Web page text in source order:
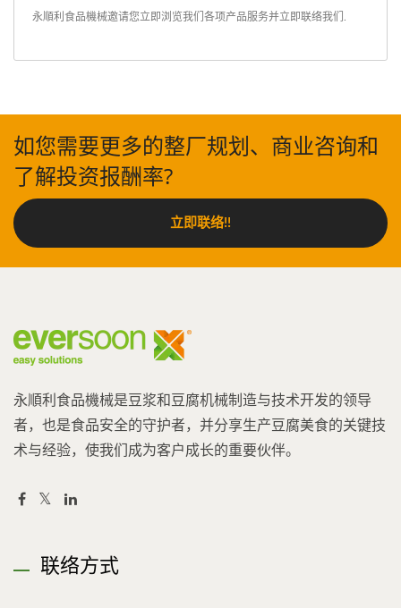
永順利食品機械邀请您立即浏览我们各项产品服务并立即联络我们
如您需要更多的整厂规划、商业咨询和
了解投资报酬率?
立即联络!!
永順利食品機械是豆浆和豆腐机械制造与技术开发的领导
者，也是食品安全的守护者，并分享生产豆腐美食的关键技
术与经验，使我们成为客户成长的重要伙伴。
联络方式